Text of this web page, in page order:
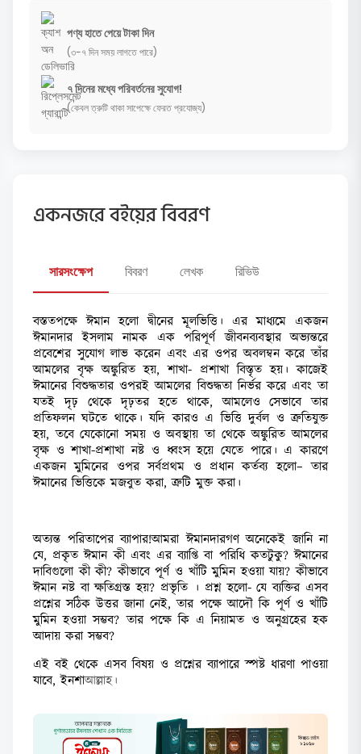
পণ্য হাতে পেয়ে টাকা দিন
(৩-৭ দিন সময় লাগতে পারে)
৭ দিনের মধ্যে পরিবর্তনের সুযোগ!
(কেবল ত্রুটি থাকা সাপেক্ষে ফেরত প্রযোজ্য)
একনজরে বইয়ের বিবরণ
সারসংক্ষেপ বিবরণ লেখক রিভিউ
বস্ততপক্ষে ঈমান হলো দ্বীনের মূলভিত্তি। এর মাধ্যমে একজন
ঈমানদার ইসলাম নামক এক পরিপূর্ণ জীবনব্যবস্থার অভ্যন্তরে
প্রবেশের সুযোগ লাভ করেন এবং এর ওপর অবলম্বন করে তাঁর
আমলের বৃক্ষ অঙ্কুরিত হয়, শাখা- প্রশাখা বিস্তৃত হয়। কাজেই
ঈমানের বিশুদ্ধতার ওপরই আমলের বিশুদ্ধতা নির্ভর করে এবং তা
যতই দৃঢ় থেকে দৃঢ়তর হতে থাকে, আমলেও সেভাবে তার
প্রতিফলন ঘটতে থাকে। যদি কারও এ ভিত্তি দুর্বল ও ত্রুতিযুক্ত
হয়, তবে যেকোনো সময় ও অবস্থায় তা থেকে অঙ্কুরিত আমলের
বৃক্ষ ও শাখা-প্রশাখা নষ্ট ও ধ্বংস হয়ে যেতে পারে। এ কারণে
একজন মুমিনের ওপর সর্বপ্রথম ও প্রধান কর্তব্য হলো– তার
ঈমানের ভিত্তিকে মজবুত করা, ত্রুটি মুক্ত করা।
অত্যন্ত পরিতাপের ব্যাপার!আমরা ঈমানদারগণ অনেকেই জানি না
যে, প্রকৃত ঈমান কী এবং এর ব্যাপ্তি বা পরিধি কতটুকু? ঈমানের
দাবিগুলো কী কী? কীভাবে পূর্ণ ও খাঁটি মুমিন হওয়া যায়? কীভাবে
ঈমান নষ্ট বা ক্ষতিগ্রস্ত হয়? প্রভৃতি । প্রশ্ন হলো- যে ব্যক্তির এসব
প্রশ্নের সঠিক উত্তর জানা নেই, তার পক্ষে আদৌ কি পূর্ণ ও খাঁটি
মুমিন হওয়া সম্ভব? তার পক্ষে কি এ নিয়ামত ও অনুগ্রহের হক
আদায় করা সম্ভব?
এই বই থেকে এসব বিষয় ও প্রশ্নের ব্যাপারে স্পষ্ট ধারণা পাওয়া
যাবে, ইনশাআল্লাহ।